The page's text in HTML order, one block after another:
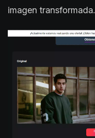
imagen transformada.